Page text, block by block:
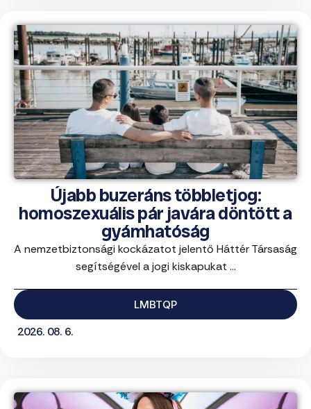
Újabb buzeráns többletjog:
homoszexuális pár javára döntött a
gyámhatóság
A nemzetbiztonsági kockázatot jelentő Háttér Társaság
segítségével a jogi kiskapukat ...
LMBTQP
2026. 08. 6.